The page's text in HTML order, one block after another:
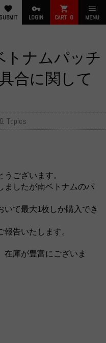
favorite
SUBMIT
vpn_key
LOGIN
shopping_cart
CART 0
menu
MENU
トナムパッチ
合に関して
Topics
ございます。
ましたが南ベトナムのパ
て最大1枚しか購入でき
告いたします。
庫が豊富にございま